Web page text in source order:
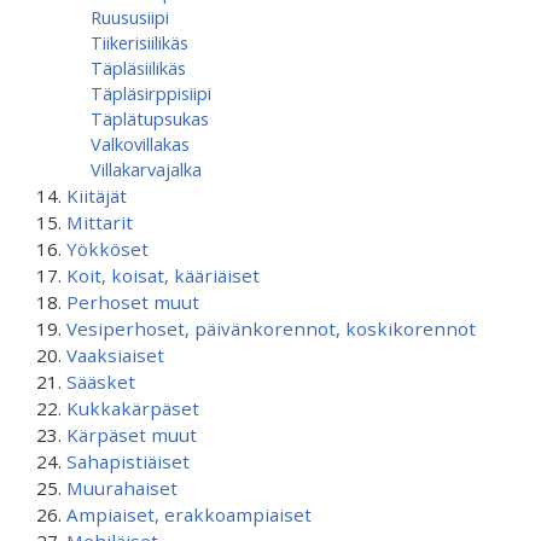
Ruususiipi
Tiikerisiilikäs
Täpläsiilikäs
Täpläsirppisiipi
Täplätupsukas
Valkovillakas
Villakarvajalka
Kiitäjät
Mittarit
Yökköset
Koit, koisat, kääriäiset
Perhoset muut
Vesiperhoset, päivänkorennot, koskikorennot
Vaaksiaiset
Sääsket
Kukkakärpäset
Kärpäset muut
Sahapistiäiset
Muurahaiset
Ampiaiset, erakkoampiaiset